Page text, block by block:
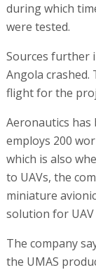
during which
were tested.
Sources further
Angola crashed.
flight for the
Aeronautics has
employs 200
which is also
to UAVs, the
miniature
solution for UAV
The company
the UMAS